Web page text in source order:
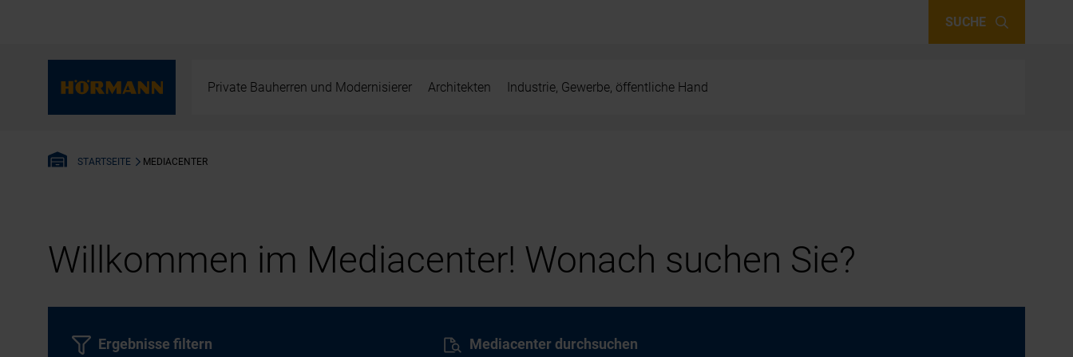
SUCHE
Private Bauherren und Modernisierer Architekten Industrie, Gewerbe, öffentliche Hand
STARTSEITE MEDIACENTER
Willkommen im Mediacenter! Wonach suchen Sie?
Mediacenter durchsuchen
Ergebnisse filtern